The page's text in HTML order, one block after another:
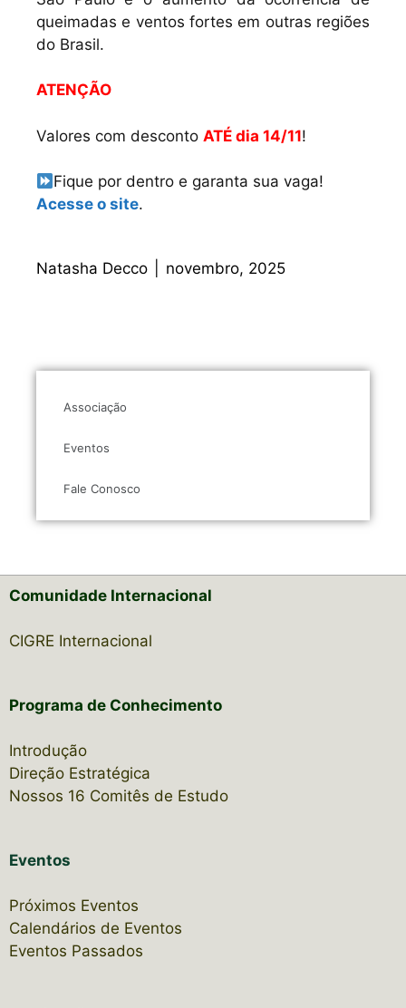
queimadas e ventos fortes em outras regiões
do Brasil.
ATENÇÃO
Valores com desconto ATÉ dia 14/11!
Fique por dentro e garanta sua vaga!
Acesse o site.
Natasha Decco novembro, 2025
Associação
Eventos
Fale Conosco
Comunidade Internacional
CIGRE Internacional
Programa de Conhecimento
Introdução
Direção Estratégica
Nossos 16 Comitês de Estudo
Eventos
Próximos Eventos
Calendários de Eventos
Eventos Passados